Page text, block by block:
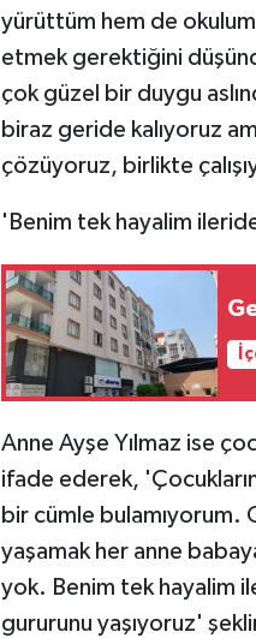
yürüttüm hem de
etmek gerektiğini
çok güzel bir duygu
biraz geride kalıyoruz
çözüyoruz, birlikte
'Benim tek hayalim
Anne Ayşe Yılmaz ise
ifade ederek,
bir cümle bulamıyorum.
yaşamak her anne
yok. Benim tek hayalim
gururunu yaşıyoruz'